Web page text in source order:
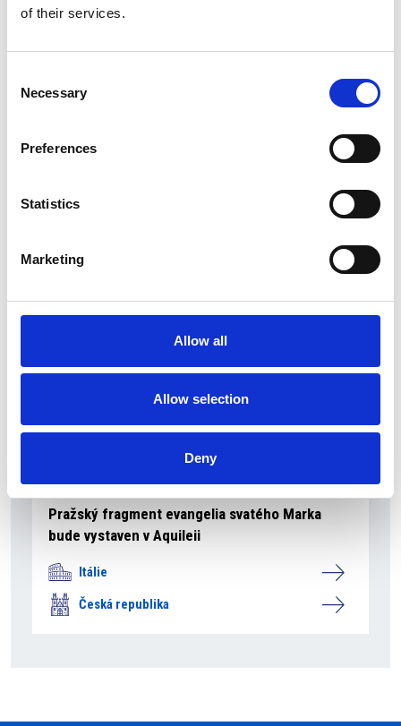
of their services.
Selection
Necessary
Preferences
Statistics
Marketing
Allow all
Allow selection
Deny
Itálie
5 srpna 2026
Pražský fragment evangelia svatého Marka
bude vystaven v Aquileii
Itálie
Česká republika